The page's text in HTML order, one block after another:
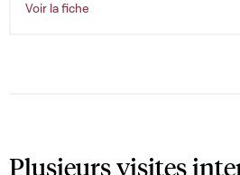
Voir la fiche
Plusieurs visites